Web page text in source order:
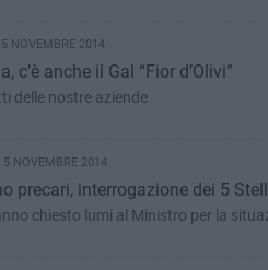
NOVEMBRE 2014
c’è anche il Gal “Fior d’Olivi”
delle nostre aziende
NOVEMBRE 2014
Insegnanti di sostegno precari, interrogazione dei 5
chiesto lumi al Ministro per la